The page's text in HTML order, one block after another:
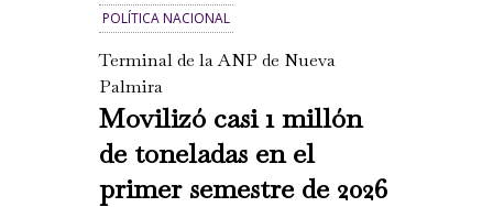
POLÍTICA NACIONAL
Terminal de la ANP de Nueva
Palmira
Movilizó casi 1 millón
de toneladas en el
primer semestre de 2026